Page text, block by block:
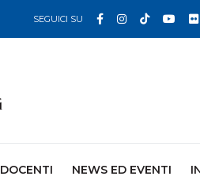
SEGUICI SU Facebook
Instagram
TikTok
DOCENTI NEWS ED EVENTI